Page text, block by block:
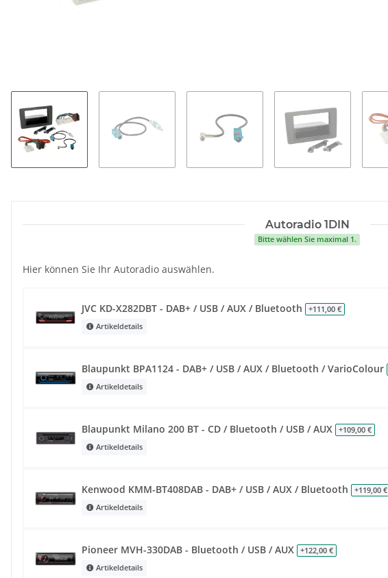
Autoradio 1DIN
Bitte wählen Sie maximal 1.
Hier können Sie Ihr Autoradio auswählen.
JVC KD-X282DBT - DAB+ / USB / AUX / Bluetooth
+111,00 €
Artikeldetails
Blaupunkt BPA1124 - DAB+ / USB / AUX / Bluetooth / VarioColour
Artikeldetails
Blaupunkt Milano 200 BT - CD / Bluetooth / USB / AUX
+109,00 €
Artikeldetails
Kenwood KMM-BT408DAB - DAB+ / USB / AUX / Bluetooth
+119,00 €
Artikeldetails
Pioneer MVH-330DAB - Bluetooth / USB / AUX
+122,00 €
Artikeldetails